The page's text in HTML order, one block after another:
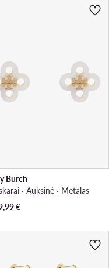
Burch
· Auksinė · Metalas
€